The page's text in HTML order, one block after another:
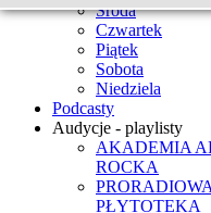
Środa
Czwartek
Piątek
Sobota
Niedziela
Podcasty
Audycje - playlisty
AKADEMIA
ROCKA
PRORADIOWA
PŁYTOTEKA